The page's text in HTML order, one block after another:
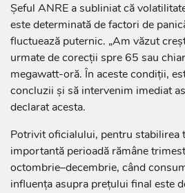
Șeful ANRE a subliniat că
este determinată de factori de
fluctuează puternic. „Am văzut
urmate de corecții spre 65 sau
megawatt-oră. În aceste condiții,
concluzii și să intervenim imediat
declarat acesta.
Potrivit oficialului, pentru stabilirea
importantă perioadă rămâne
octombrie–decembrie, când
influența asupra prețului final este